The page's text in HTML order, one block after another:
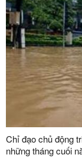
Chỉ đạo chủ động
những tháng cuối